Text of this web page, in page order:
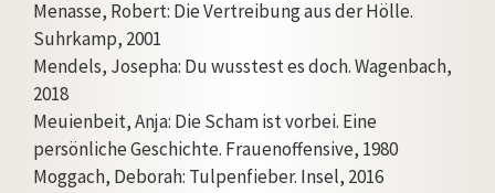
Menasse, Robert: Die Vertreibung aus der Hölle.
Suhrkamp, 2001
Mendels, Josepha: Du wusstest es doch. Wagenbach,
2018
Meuienbeit, Anja: Die Scham ist vorbei. Eine
persönliche Geschichte. Frauenoffensive, 1980
Moggach, Deborah: Tulpenfieber. Insel, 2016